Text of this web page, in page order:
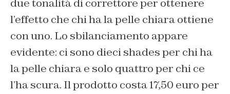
due tonalità di correttore per ottenere
l’effetto che chi ha la pelle chiara ottiene
con uno. Lo sbilanciamento appare
evidente: ci sono dieci shades per chi ha
la pelle chiara e solo quattro per chi ce
l’ha scura. Il prodotto costa 17,50 euro per